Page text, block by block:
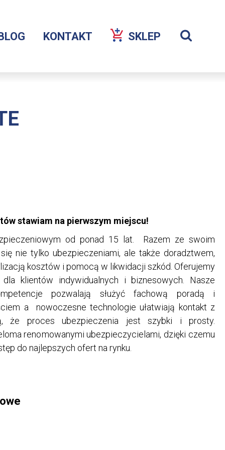
KONTAKT SKLEP
OTWORZY
NOWEJ
Wyświetl
stawiam na pierwszym miejscu!
od ponad 15 lat. Razem ze swoim
nie tylko ubezpieczeniami, ale także doradztwem,
kosztów i pomocą w likwidacji szkód. Oferujemy
dla klientów indywidualnych i biznesowych. Nasze
pozwalają służyć fachową poradą i
a nowoczesne technologie ułatwiają kontakt z
że proces ubezpieczenia jest szybki i prosty.
renomowanymi ubezpieczycielami, dzięki czemu
do najlepszych ofert na rynku.